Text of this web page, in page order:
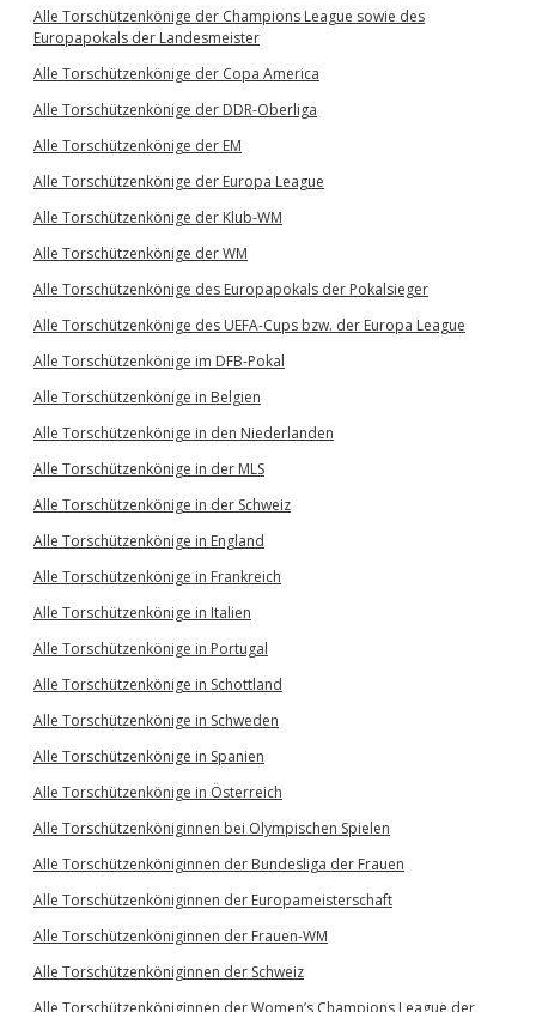
Alle Torschützenkönige der Champions League sowie des
Europapokals der Landesmeister
Alle Torschützenkönige der Copa America
Alle Torschützenkönige der DDR-Oberliga
Alle Torschützenkönige der EM
Alle Torschützenkönige der Europa League
Alle Torschützenkönige der Klub-WM
Alle Torschützenkönige der WM
Alle Torschützenkönige des Europapokals der Pokalsieger
Alle Torschützenkönige des UEFA-Cups bzw. der Europa League
Alle Torschützenkönige im DFB-Pokal
Alle Torschützenkönige in Belgien
Alle Torschützenkönige in den Niederlanden
Alle Torschützenkönige in der MLS
Alle Torschützenkönige in der Schweiz
Alle Torschützenkönige in England
Alle Torschützenkönige in Frankreich
Alle Torschützenkönige in Italien
Alle Torschützenkönige in Portugal
Alle Torschützenkönige in Schottland
Alle Torschützenkönige in Schweden
Alle Torschützenkönige in Spanien
Alle Torschützenkönige in Österreich
Alle Torschützenköniginnen bei Olympischen Spielen
Alle Torschützenköniginnen der Bundesliga der Frauen
Alle Torschützenköniginnen der Europameisterschaft
Alle Torschützenköniginnen der Frauen-WM
Alle Torschützenköniginnen der Schweiz
Alle Torschützenköniginnen der Women’s Champions League der